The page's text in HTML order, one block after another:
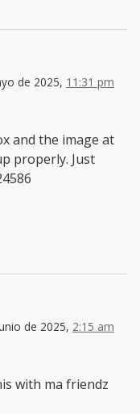
de 2025, 11:31 pm
and the image at
properly. Just
de 2025, 2:15 am
with ma friendz